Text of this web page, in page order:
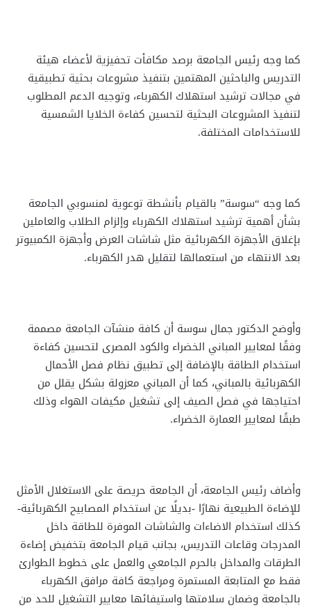
كما وجه رئيس الجامعة برصد مكافأت تحفيزية لأعضاء هيئة
التدريس والباحثين المهتمين بتنفيذ مشروعات بحثية تطبيقية
في مجالات ترشيد استهلاك الكهرباء، وتوجيه الدعم المطلوب
لتنفيذ المشروعات البحثية لتحسين كفاءة الخلايا الشمسية
للاستخدامات المختلفة.
كما وجه “سوسة” بالقيام بأنشطة توعوية لمنسوبي الجامعة
بشأن أهمية ترشيد استهلاك الكهرباء وإلزام الطلاب والعاملين
بإغلاق الأجهزة الكهربائية مثل شاشات العرض وأجهزة الكمبيوتر
بعد الانتهاء من استعمالها لتقليل هدر الكهرباء.
وأوضح الدكتور جمال سوسة أن كافة منشآت الجامعة مصممة
وفقًا لمعايير المباني الخضراء والكود المصرى لتحسين كفاءة
استخدام الطاقة بالإضافة إلى تطبيق نظام فصل الأحمال
الكهربائية بالمباني، كما أن المباني معزولة بشكل يقلل من
احتياجها في فصل الصيف إلى تشغيل مكيفات الهواء وذلك
طبقًا لمعايير العمارة الخضراء.
وأضاف رئيس الجامعة، أن الجامعة حريصة على الاستغلال الأمثل
للإضاءة الطبيعية نهارًا -بديلًا عن استخدام المصابيح الكهربائية-
كذلك استخدام الاضاءات والشاشات الموفرة للطاقة داخل
المدرجات وقاعات التدريس، بجانب قيام الجامعة بتخفيض إضاءة
الطرقات والمداخل بالحرم الجامعي والعمل على خطوط الطوارئ
فقط مع المتابعة المستمرة ومراجعة كافة مرافق الكهرباء
بالجامعة وضمان سلامتها واستيفائها معايير التشغيل للحد من